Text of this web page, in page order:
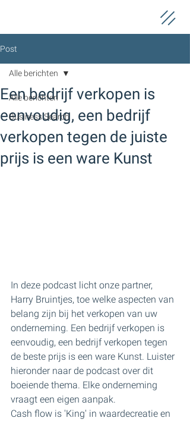
Post
Alle berichten
Business Search
Alle berichten
Een bedrijf verkopen is
eenvoudig, een bedrijf
verkopen tegen de juiste
prijs is een ware Kunst
In deze podcast licht onze partner,
Harry Bruintjes, toe welke aspecten van
belang zijn bij het verkopen van uw
onderneming. Een bedrijf verkopen is
eenvoudig, een bedrijf verkopen tegen
de beste prijs is een ware Kunst. Luister
hieronder naar de podcast over dit
boeiende thema. Elke onderneming
vraagt een eigen aanpak.
Cash flow is 'King' in waardecreatie en